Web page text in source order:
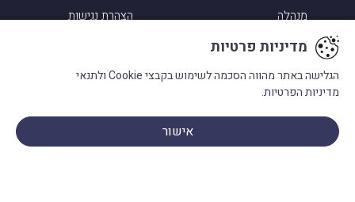
מנהלה
הצהרת נגישות
תחומי עיסוק
פנו אלינו
מדיניות פרטיות
הגלישה באתר מהווה הסכמה לשימוש בקבצי Cookie
ולתנאי
מדיניות הפרטיות.
אישור